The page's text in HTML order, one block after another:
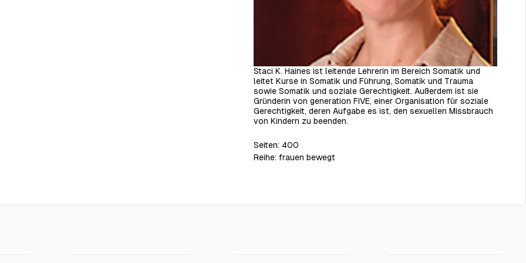
Staci K. Haines ist leitende Lehrerin im Bereich Somatik und
leitet Kurse in Somatik und Führung, Somatik und Trauma
sowie Somatik und soziale Gerechtigkeit. Außerdem ist sie
Gründerin von generation FIVE, einer Organisation für soziale
Gerechtigkeit, deren Aufgabe es ist, den sexuellen Missbrauch
von Kindern zu beenden.
Seiten: 400
Reihe: frauen bewegt